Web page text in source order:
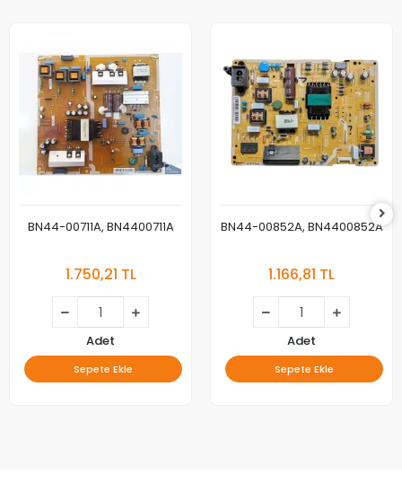
BN44-00711A, BN4400711A
1.750,21 TL
Adet
Sepete Ekle
BN44-00852A, BN4400852A
1.166,81 TL
Adet
Sepete Ekle